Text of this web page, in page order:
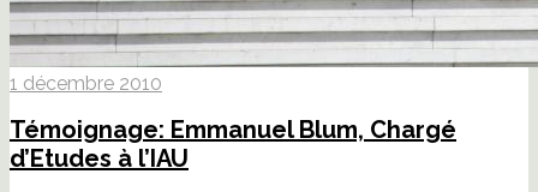
1 décembre 2010
Témoignage: Emmanuel Blum, Chargé
d’Etudes à l’IAU